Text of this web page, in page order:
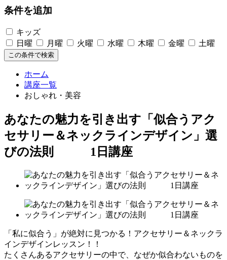
条件を追加
キッズ
日曜
月曜 火曜 水曜 木曜 金曜 土曜
この条件で検索
ホーム
講座一覧
おしゃれ・美容
あなたの魅力を引き出す「似合うアク
セサリー＆ネックラインデザイン」選
びの法則 1日講座
「私に似合う」が絶対に見つかる！アクセサリー＆ネックラ
インデザインレッスン！！
たくさんあるアクセサリーの中で、なぜか似合わないものを